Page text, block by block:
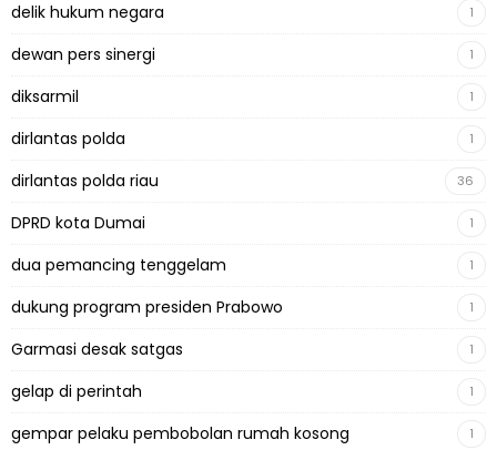
delik hukum negara 1
dewan pers sinergi 1
diksarmil 1
dirlantas polda 1
dirlantas polda riau 36
DPRD kota Dumai 1
dua pemancing tenggelam 1
dukung program presiden Prabowo 1
Garmasi desak satgas 1
gelap di perintah 1
gempar pelaku pembobolan rumah kosong 1